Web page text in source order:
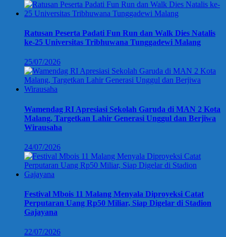
Ratusan Peserta Padati Fun Run dan Walk Dies Natalis
ke-25 Universitas Tribhuwana Tunggadewi Malang
25/07/2026
Wamendag RI Apresiasi Sekolah Garuda di MAN 2 Kota
Malang, Targetkan Lahir Generasi Unggul dan Berjiwa
Wirausaha
24/07/2026
Festival Mbois 11 Malang Menyala Diproyeksi Catat
Perputaran Uang Rp50 Miliar, Siap Digelar di Stadion
Gajayana
22/07/2026